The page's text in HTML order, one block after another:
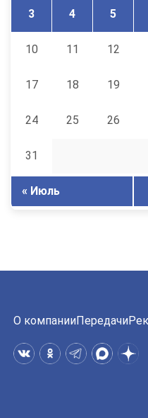
3 4 5
10 11 12
17 18 19
24 25 26
31
« Июль
О компанииПередачи